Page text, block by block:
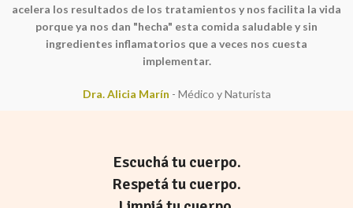
acelera los resultados de los tratamientos y nos facilita la vida
porque ya nos dan "hecha" esta comida saludable y sin
ingredientes inflamatorios que a veces nos cuesta
implementar.
Dra. Alicia Marín Médico y Naturista
Escuchá tu cuerpo.
Respetá tu cuerpo.